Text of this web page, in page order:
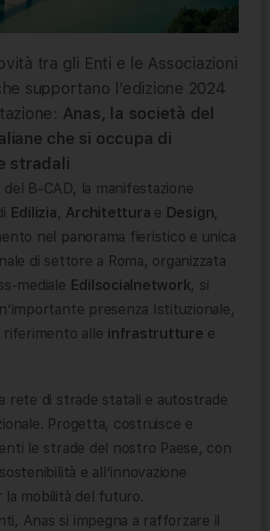
tra gli Enti e le Associazioni
supportano l’edizione 2024
Anas, la società del
che si occupa di
stradali
del B-CAD, la manifestazione
Edilizia, Architettura e Design,
nel panorama fieristico e unica
di settore a Roma, organizzata
mediale Edilsocialnetwork, si
presenza Istituzionale,
alle infrastrutture e
rete di strade statali e autostrade
Progetta, costruisce e
le strade del nostro Paese, con
e all’innovazione
la mobilità del futuro.
Anas si impegna a rafforzare il